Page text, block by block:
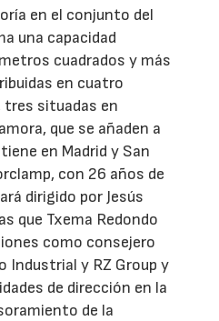
en el conjunto del
una capacidad
cuadrados y más
en cuatro
situadas en
que se añaden a
en Madrid y San
con 26 años de
dirigido por Jesús
que Txema Redondo
como consejero
Industrial y RZ Group y
de dirección en la
de la